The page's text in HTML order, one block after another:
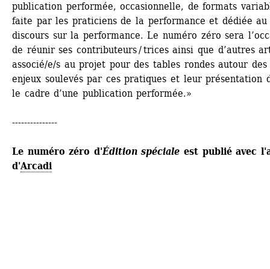
publication performée, occasionnelle, de formats
faite par les praticiens de la performance et dédiée au
discours sur la performance. Le numéro zéro sera
de réunir ses contributeurs / trices ainsi que d’autres
associé/e/s au projet pour des tables rondes autour des
enjeux soulevés par ces pratiques et leur présentation
le cadre d’une publication performée.»
---------------
Le numéro zéro d'Édition spéciale est publié avec
d'Arcadi